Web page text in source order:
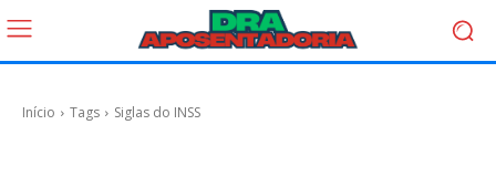
Início Tags Siglas do INSS